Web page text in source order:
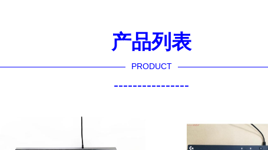
产品列表
PRODUCT
----------------